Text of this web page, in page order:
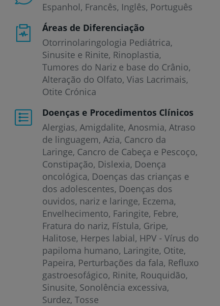
Espanhol Francês Inglês Português
Áreas de Diferenciação
Otorrinolaringologia Pediátrica,
Sinusite e Rinite, Rinoplastia,
Tumores do Nariz e base do Crânio,
Alteração do Olfato, Vias Lacrimais,
Otite Crónica
Doenças e Procedimentos Clínicos
Alergias Amigdalite Anosmia Atraso
de linguagem Azia Cancro da
Laringe Cancro de Cabeça e Pescoço
Constipação Dislexia Doença
oncológica Doenças das crianças e
dos adolescentes Doenças dos
ouvidos, nariz e laringe Eczema
Envelhecimento Faringite Febre
Fratura do nariz Fístula Gripe
Halitose Herpes labial HPV - Vírus do
papiloma humano Laringite Otite
Papeira Perturbações da fala Refluxo
gastroesofágico Rinite Rouquidão
Sinusite Sonolência excessiva
Surdez Tosse